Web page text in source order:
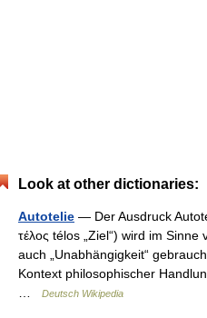
Look at other dictionaries:
Autotelie — Der Ausdruck
τέλος télos „Ziel“) wird im
auch „Unabhängigkeit“
Kontext philosophischer
Deutsch Wikipedia